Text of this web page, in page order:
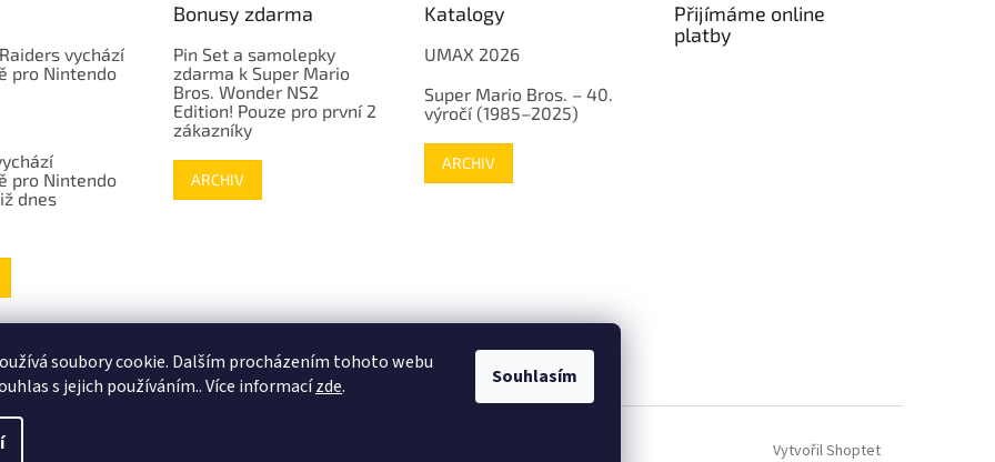
soubory cookie. Dalším procházením tohoto webu
s jejich používáním.. Více informacízde. Souhlasím
vychází
pro Nintendo
pro Nintendo
dnes
Bonusy zdarma
Pin Set a samolepky
zdarma k Super Mario
Bros. Wonder NS2
Edition! Pouze pro první 2
zákazníky
ARCHIV
Katalogy
UMAX 2026
Super Mario Bros. – 40.
výročí (1985–2025)
ARCHIV
Přijímáme online
platby
www.mojenintendo.cz www.boffin.cz www.autodrahy.cz www.fleg.cz
Vytvořil Shoptet